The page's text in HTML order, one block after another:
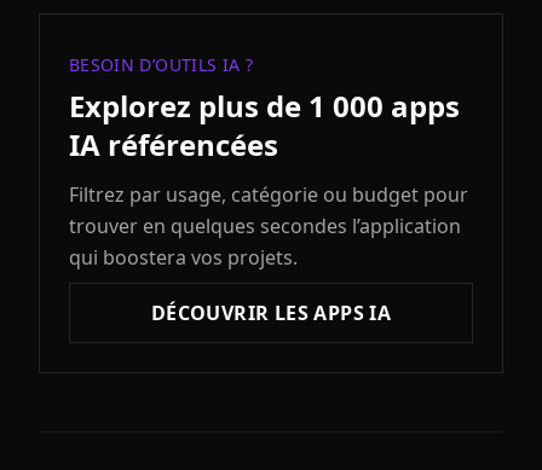
BESOIN D’OUTILS IA ?
Explorez plus de 1 000 apps
IA référencées
Filtrez par usage, catégorie ou budget pour
trouver en quelques secondes l’application
qui boostera vos projets.
DÉCOUVRIR LES APPS IA